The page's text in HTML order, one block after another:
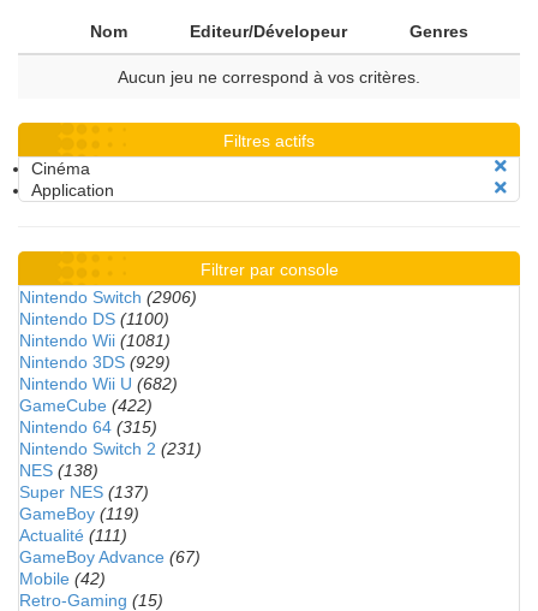
Nom Editeur/Dévelopeur Genres
Aucun jeu ne correspond à vos critères.
Filtres actifs
Cinéma
Application
Filtrer par console
Nintendo Switch (2906)
Nintendo DS (1100)
Nintendo Wii (1081)
Nintendo 3DS (929)
Nintendo Wii U (682)
GameCube (422)
Nintendo 64 (315)
Nintendo Switch 2 (231)
NES (138)
Super NES (137)
GameBoy (119)
Actualité (111)
GameBoy Advance (67)
Mobile (42)
Retro-Gaming (15)